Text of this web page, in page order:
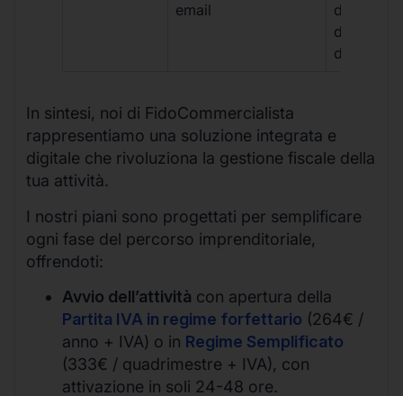
email
durante
d’ufficio.
In sintesi, noi di FidoCommercialista
rappresentiamo una soluzione integrata e
digitale che rivoluziona la gestione fiscale della
tua attività.
I nostri piani sono progettati per semplificare
ogni fase del percorso imprenditoriale,
offrendoti:
Avvio dell’attività con apertura della
Partita IVA in regime forfettario (264€ /
anno + IVA) o in Regime Semplificato
(333€ / quadrimestre + IVA), con
attivazione in soli 24-48 ore.